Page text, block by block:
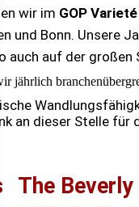
wir im GOP
und Bonn.
auch auf der großen
jährlich
an dieser Stelle für
The Beverly